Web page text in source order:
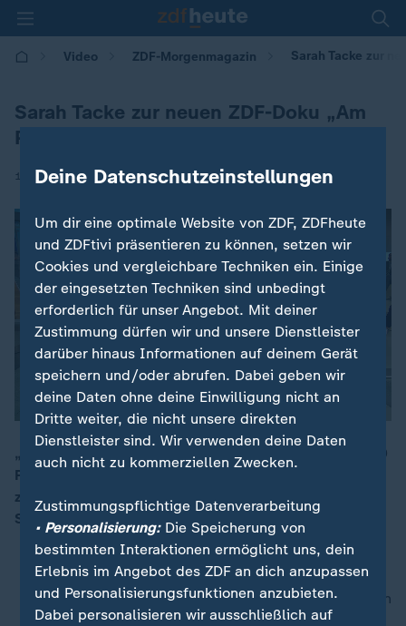
Video ZDF-Morgenmagazin Sarah Tacke zur
Sarah Tacke zur neuen ZDF-Doku „Am
Puls“
13.05.2026 | 05:30
„Wir haben hier ein massives Problem“, denn 30 bis 40
Prozent der Leistungsempfänger nutzten das System
zumindest teilweise aus, sagt ZDF-Rechtsexpertin
Sarah Tacke.
nach oben
Deine Datenschutzeinstellungen
Um dir eine optimale Website von ZDF, ZDFheute
und ZDFtivi präsentieren zu können, setzen wir
Cookies und vergleichbare Techniken ein. Einige
der eingesetzten Techniken sind unbedingt
erforderlich für unser Angebot. Mit deiner
Zustimmung dürfen wir und unsere Dienstleister
darüber hinaus Informationen auf deinem Gerät
speichern und/oder abrufen. Dabei geben wir
deine Daten ohne deine Einwilligung nicht an
Dritte weiter, die nicht unsere direkten
Dienstleister sind. Wir verwenden deine Daten
auch nicht zu kommerziellen Zwecken.
Zustimmungspflichtige Datenverarbeitung
• Personalisierung:Die Speicherung von
bestimmten Interaktionen ermöglicht uns, dein
Erlebnis im Angebot des ZDF an dich anzupassen
und Personalisierungsfunktionen anzubieten.
Dabei personalisieren wir ausschließlich auf